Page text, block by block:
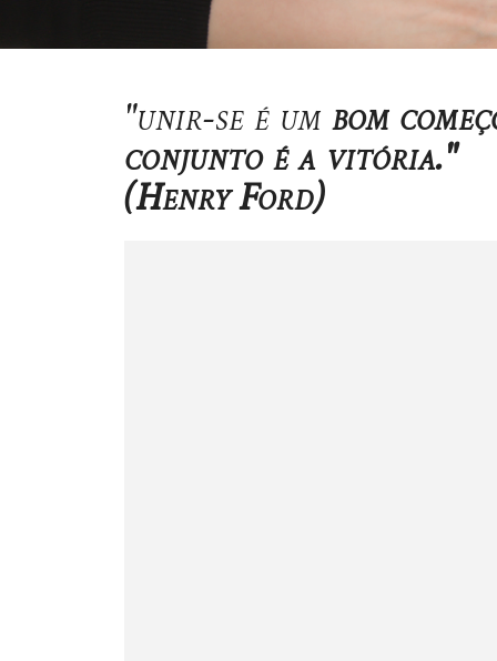
"unir-se é um bom
conjunto é a vitória."
(Henry Ford)